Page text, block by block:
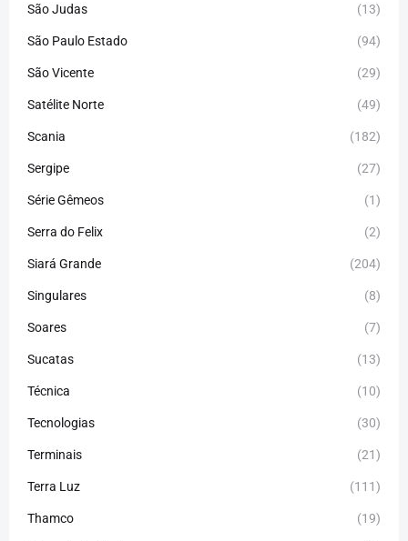
São Judas (13)
São Paulo Estado (94)
São Vicente (29)
Satélite Norte (49)
Scania (182)
Sergipe (27)
Série Gêmeos (1)
Serra do Felix (2)
Siará Grande (204)
Singulares (8)
Soares (7)
Sucatas (13)
Técnica (10)
Tecnologias (30)
Terminais (21)
Terra Luz (111)
Thamco (19)